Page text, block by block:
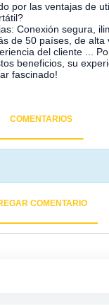
por las ventajas de
Conexión segura,
de 50 países, de alta
del cliente ...
beneficios, su
fascinado!
COMENTARIOS
COMENTARIO